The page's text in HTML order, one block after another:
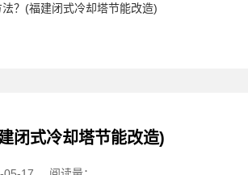
？(福建闭式冷却塔节能改造)
闭式冷却塔节能改造)